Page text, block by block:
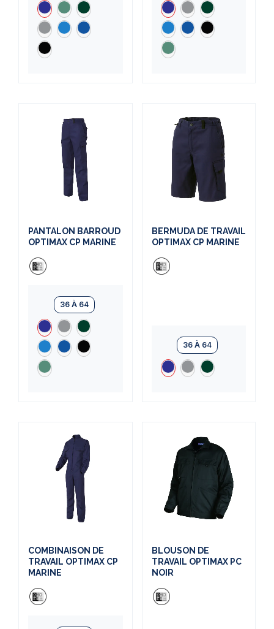
PANTALON BARROUD
OPTIMAX CP MARINE
36 À 64
BERMUDA DE TRAVAIL
OPTIMAX CP MARINE
36 À 64
COMBINAISON DE
TRAVAIL OPTIMAX CP
MARINE
BLOUSON DE
TRAVAIL OPTIMAX PC
NOIR